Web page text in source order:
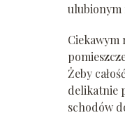
ulubionym
Ciekawym
Żeby
delikatnie
schodów